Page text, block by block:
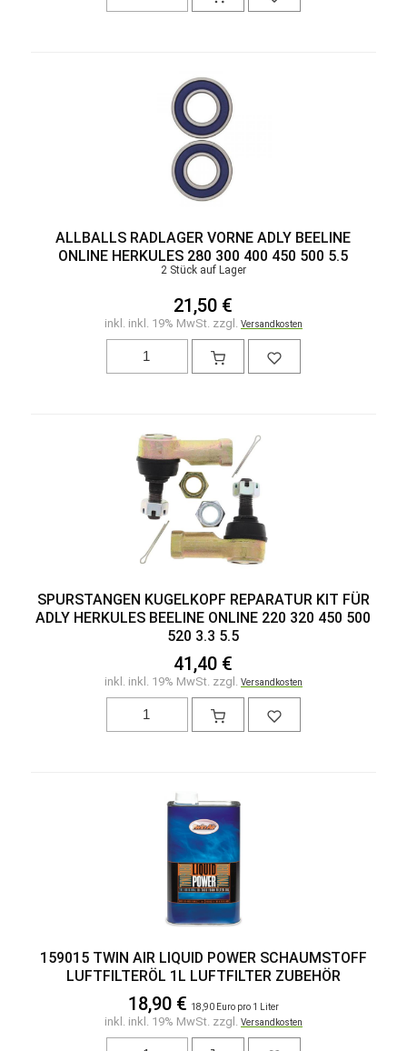
ALLBALLS RADLAGER VORNE ADLY BEELINE
ONLINE HERKULES 280 300 400 450 500 5.5
2 Stück auf Lager
21,50 €
inkl. inkl. 19% MwSt. zzgl. Versandkosten
SPURSTANGEN KUGELKOPF REPARATUR KIT FÜR
ADLY HERKULES BEELINE ONLINE 220 320 450 500
520 3.3 5.5
41,40 €
inkl. inkl. 19% MwSt. zzgl. Versandkosten
159015 TWIN AIR LIQUID POWER SCHAUMSTOFF
LUFTFILTERÖL 1L LUFTFILTER ZUBEHÖR
18,90 € 18,90 Euro pro 1 Liter
inkl. inkl. 19% MwSt. zzgl. Versandkosten